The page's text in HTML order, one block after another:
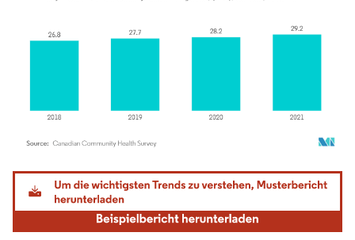
Bild © Mordor Intelligence. Wiederverwendung erfordert Namensnennung gemäß